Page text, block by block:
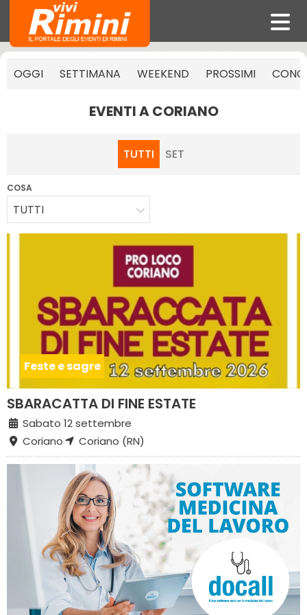
OGGI SETTIMANA WEEKEND PROSSIMI
EVENTI A CORIANO
TUTTI SET
COSA
TUTTI
Feste e sagre
SBARACATTA DI FINE ESTATE
Sabato 12 settembre
Coriano
Coriano (RN)